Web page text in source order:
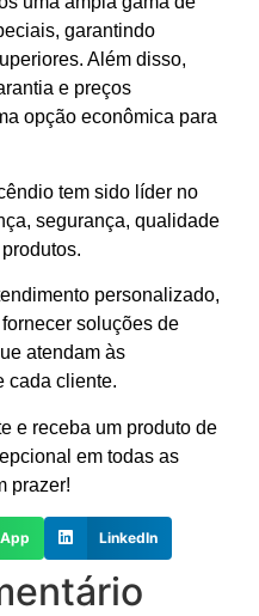
garantindo
Além disso,
e preços
opção econômica para
tem sido líder no
segurança, qualidade
personalizado,
soluções de
atendam às
cada cliente.
e receba um produto de
em todas as
prazer!
LinkedIn